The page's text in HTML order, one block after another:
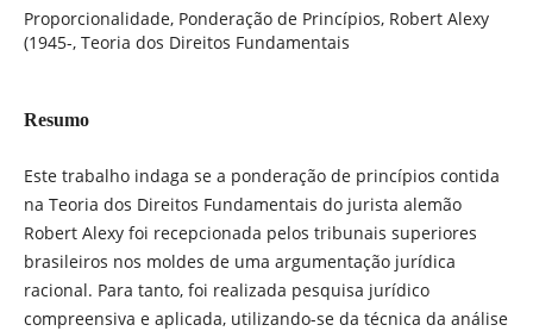
Proporcionalidade, Ponderação de Princípios, Robert Alexy
(1945-, Teoria dos Direitos Fundamentais
Resumo
Este trabalho indaga se a ponderação de princípios contida
na Teoria dos Direitos Fundamentais do jurista alemão
Robert Alexy foi recepcionada pelos tribunais superiores
brasileiros nos moldes de uma argumentação jurídica
racional. Para tanto, foi realizada pesquisa jurídico
compreensiva e aplicada, utilizando-se da técnica da análise